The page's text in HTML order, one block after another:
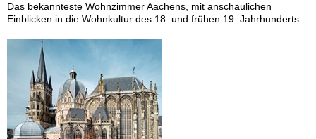
Das bekannteste Wohnzimmer Aachens, mit anschaulichen
Einblicken in die Wohnkultur des 18. und frühen 19. Jahrhunderts.